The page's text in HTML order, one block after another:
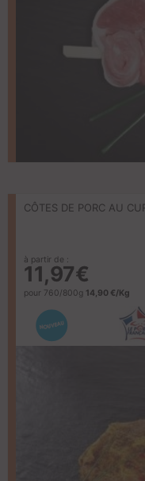
CÔTES DE PORC AU
à partir de :
11,97€
pour 760/800g 14,90 €/Kg